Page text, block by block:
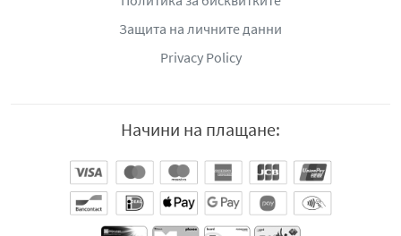
Защита на личните данни
Privacy Policy
Начини на плащане: